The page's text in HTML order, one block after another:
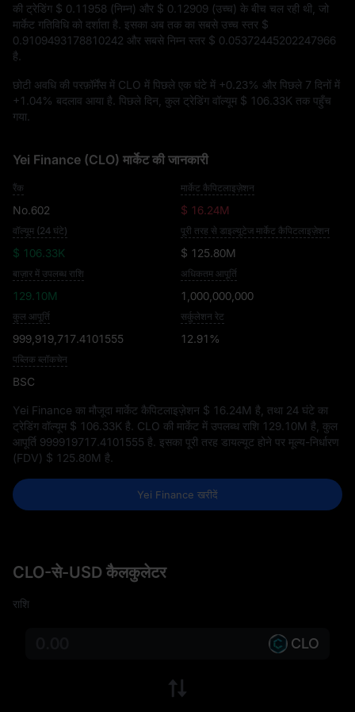
की ट्रेडिंग $ 0.11958 (निम्न) और $ 0.12909 (उच्च) के बीच चल रही थी, जो
मार्केट गतिविधि को दर्शाता है. इसका अब तक का सबसे उच्च स्तर $
0.9109493178810242 और सबसे निम्न स्तर $ 0.05372445202247966
है.
छोटी अवधि की परफ़ॉर्मेंस में CLO में पिछले एक घंटे में +0.23% और पिछले 7 दिनों में
+1.04% बदलाव आया है. पिछले दिन, कुल ट्रेडिंग वॉल्यूम $ 106.33K तक पहुँच
गया.
Yei Finance (CLO) मार्केट की जानकारी
रैंक
No.602
मार्केट कैपिटलाइज़ेशन
$ 16.24M
वॉल्यूम (24 घंटे)
$ 106.33K
पूरी तरह से डाइल्यूटेज मार्केट कैपिटलाइज़ेशन
$ 125.80M
बाज़ार में उपलब्ध राशि
129.10M
अधिकतम आपूर्ति
1,000,000,000
कुल आपूर्ति
999,919,717.4101555
सर्कुलेशन रेट
12.91%
पब्लिक ब्लॉकचेन
BSC
Yei Finance का मौजूदा मार्केट कैपिटलाइज़ेशन $ 16.24M है, तथा 24 घंटे का
ट्रेडिंग वॉल्यूम $ 106.33K है. CLO की मार्केट में उपलब्ध राशि 129.10M है, कुल
आपूर्ति 999919717.4101555 है. इसका पूरी तरह डायल्यूट होने पर मूल्य-निर्धारण
(FDV) $ 125.80M है.
Yei Finance खरीदें
CLO-से-USD कैलकुलेटर
राशि
CLO